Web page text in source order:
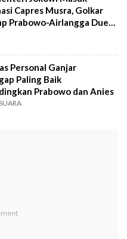
Capres Musra, Golkar
Prabowo-Airlangga Duet
Ideal
Personal Ganjar
Paling Baik
Prabowo dan Anies